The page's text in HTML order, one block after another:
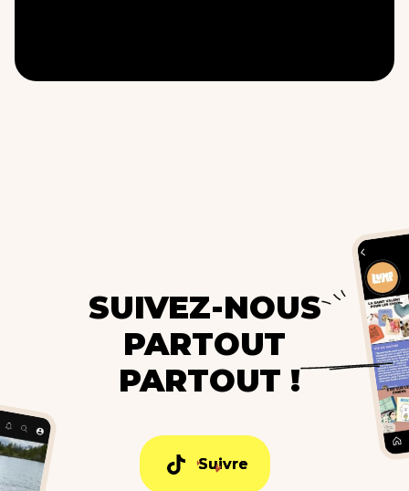
SUIVEZ-NOUS
PARTOUT
PARTOUT !
Suivre
Suivre